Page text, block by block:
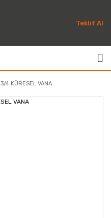
Teklif Al
3/4 KÜRESEL VANA